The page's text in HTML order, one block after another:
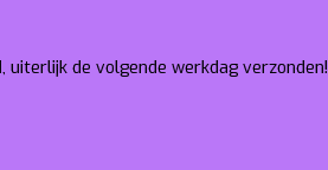
uiterlijk de volgende werkdag verzonden!